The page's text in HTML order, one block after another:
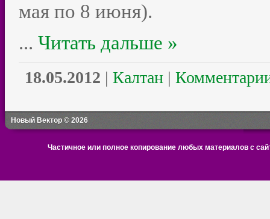
мая по 8 июня).
... Читать дальше »
18.05.2012 | Калтан |
Новый Вектор © 2026
Частичное или полное копирование любых материалов с